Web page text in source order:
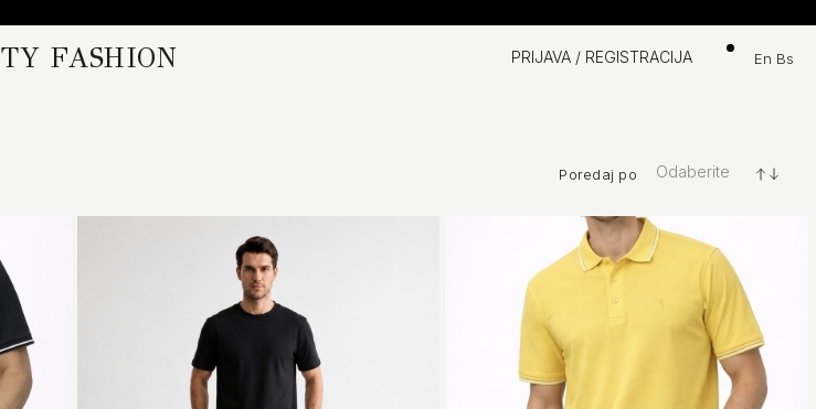
FASHION PRIJAVA / REGISTRACIJA Košarica
en bs
Poredaj po Odaberite
+/-